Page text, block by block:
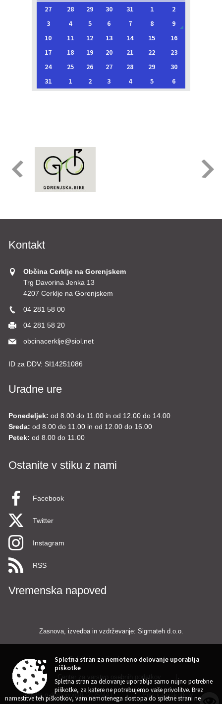
27 28 29 30 31 1
2
3
4 5 6 7 8
9
10
11 12 13 14 15
16
17
18 19 20 21 22
23
24
25 26 27 28 29
30
31
1 2 3 4 5 6
Kontakt
Občina Cerklje na Gorenjskem
Trg Davorina Jenka 13
4207 Cerklje na Gorenjskem
04 281 58 00
04 281 58 20
obcinacerklje@siol.net
ID za DDV: SI14251086
Uradne ure
Ponedeljek: od 8.00 do 11.00 in od 12.00 do 14.00
Sreda: od 8.00 do 11.00 in od 12.00 do 16.00
Petek: od 8.00 do 11.00
Ostanite v stiku z nami
Facebook
Twitter
Instagram
RSS
Vremenska napoved
Zasnova, izvedba in vzdrževanje: Sigmateh d.o.o.
Splošni pogoji spletne strani |
Izjava o dostopnosti (ZDSMA) | Politika piškotkov
Spletna stran za nemoteno delovanje uporablja
piškotke
Spletna stran za delovanje uporablja samo nujno potrebne
piškotke, za katere ne potrebujemo vaše privolitve. Brez
namestitve teh piškotkov, vam nemotenega dostopa do spletne strani ne